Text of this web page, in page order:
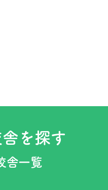
を探す
舎一覧